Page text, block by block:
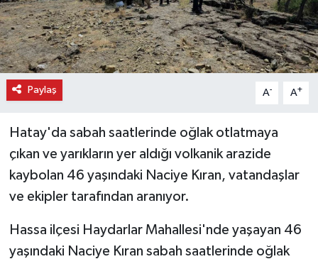
Paylaş A- A+
Hatay'da sabah saatlerinde oğlak otlatmaya
çıkan ve yarıkların yer aldığı volkanik arazide
kaybolan 46 yaşındaki Naciye Kıran, vatandaşlar
ve ekipler tarafından aranıyor.
Hassa ilçesi Haydarlar Mahallesi'nde yaşayan 46
yaşındaki Naciye Kıran sabah saatlerinde oğlak